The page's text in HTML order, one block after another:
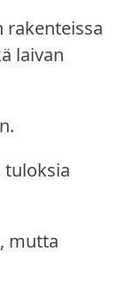
rakenteissa
laivan
tuloksia
mutta